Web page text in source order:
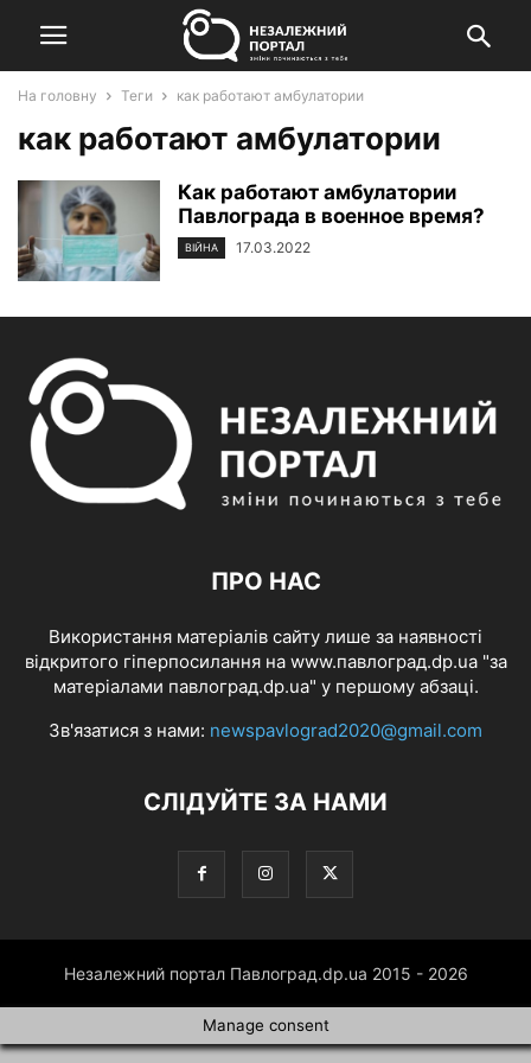
На головну Теги как работают амбулатории
как работают амбулатории
Как работают амбулатории
Павлограда в военное время?
ВІЙНА 17.03.2022
ПРО НАС
Використання матеріалів сайту лише за наявності
відкритого гіперпосилання на www.павлоград.dp.ua "за
матеріалами павлоград.dp.ua" у першому абзаці.
Зв'язатися з нами: newspavlograd2020@gmail.com
СЛІДУЙТЕ ЗА НАМИ
Незалежний портал Павлоград.dp.ua 2015 - 2026
Manage consent